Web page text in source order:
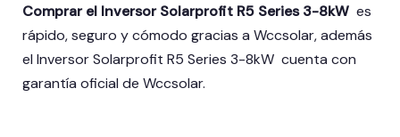
Comprar el Inversor Solarprofit R5 Series 3-8kW es
rápido, seguro y cómodo gracias a Wccsolar, además
el Inversor Solarprofit R5 Series 3-8kW cuenta con
garantía oficial de Wccsolar.